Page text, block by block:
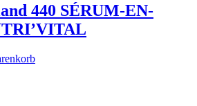
440 SÉRUM-EN-